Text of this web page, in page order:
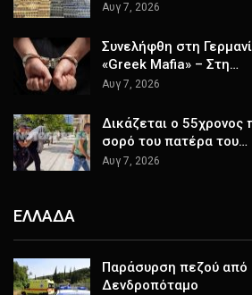
Αυγ 7, 2026
Συνελήφθη στη
«Greek Mafia» – Στη…
Αυγ 7, 2026
Δικάζεται ο 55χρονος
σορό του πατέρα του…
Αυγ 7, 2026
ΕΛΛΑΔΑ
Παράσυρση πεζού από
Δενδροπόταμο